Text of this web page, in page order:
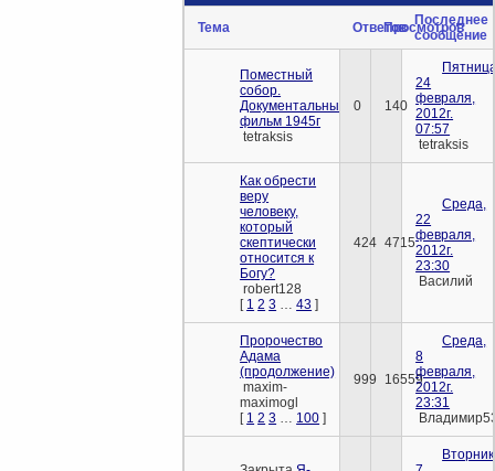
Тема ОтветовПросмотров
Последнее
сообщение
Поместный
собор.
Документальный
фильм 1945г
tetraksis
0 140
24
февраля,
2012г.
07:57
tetraksis
Как обрести
веру
человеку,
который
скептически
относится к
Богу?
robert128
[ 1 2 3 43 ]
424 4715
Среда,
22
февраля,
2012г.
23:30
Василий
Пророчество
Адама
(продолжение)
maxim-
maximogl
[ 1 2 3 100 ]
999 16559
Среда,
8
февраля,
2012г.
23:31